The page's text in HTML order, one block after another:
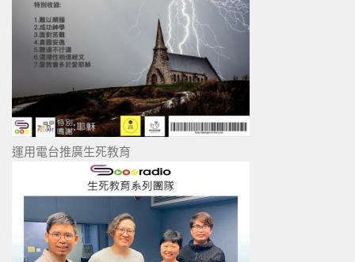
運用電台推廣生死教育